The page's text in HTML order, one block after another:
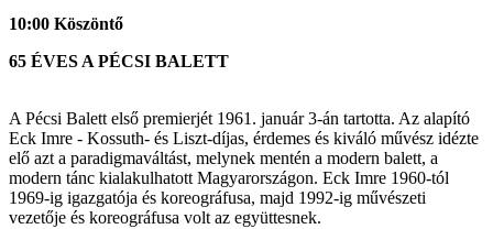
10:00 Köszöntő
65 ÉVES A PÉCSI BALETT
A Pécsi Balett első premierjét 1961. január 3-án tartotta. Az alapító
Eck Imre - Kossuth- és Liszt-díjas, érdemes és kiváló művész idézte
elő azt a paradigmaváltást, melynek mentén a modern balett, a
modern tánc kialakulhatott Magyarországon. Eck Imre 1960-tól
1969-ig igazgatója és koreográfusa, majd 1992-ig művészeti
vezetője és koreográfusa volt az együttesnek.